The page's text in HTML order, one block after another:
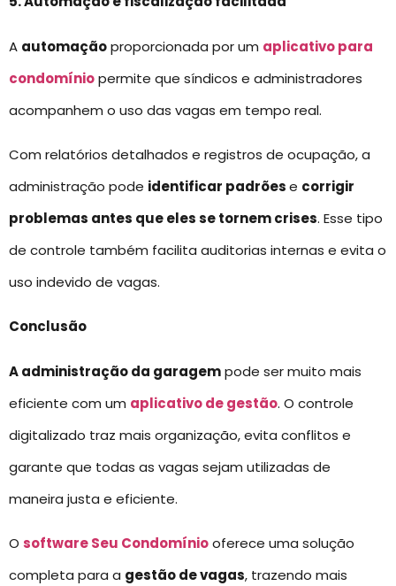
A automaçãoproporcionada por um aplicativo para
condomíniopermite que síndicos e administradores
acompanhem o uso das vagas em tempo real.
Com relatórios detalhados e registros de ocupação, a
administração pode identificar padrõese corrigir
problemas antes que eles se tornem crises. Esse tipo
de controle também facilita auditorias internas e evita o
uso indevido de vagas.
Conclusão
A administração da garagempode ser muito mais
eficiente com um aplicativo de gestão. O controle
digitalizado traz mais organização, evita conflitos e
garante que todas as vagas sejam utilizadas de
maneira justa e eficiente.
O software Seu Condomíniooferece uma solução
completa para a gestão de vagas, trazendo mais